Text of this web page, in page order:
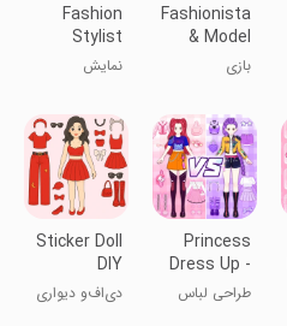
Fashionista
& Model
Dress Up
بازی
پرنسس مد
Fashion
Stylist
Dress Up
نمایش
Princess
Dress Up -
Sweet Doll
طراحی لباس
Sticker Doll
DIY
Dressup
Diary
دی‌اف‌و دیواری